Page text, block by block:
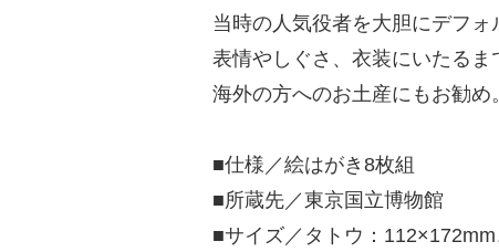
当時の人気役者を大胆にデフォ
表情やしぐさ、衣装にいたるま
海外の方へのお土産にもお勧め。
■仕様／絵はがき8枚組
■所蔵先／東京国立博物館
■サイズ／タトウ：